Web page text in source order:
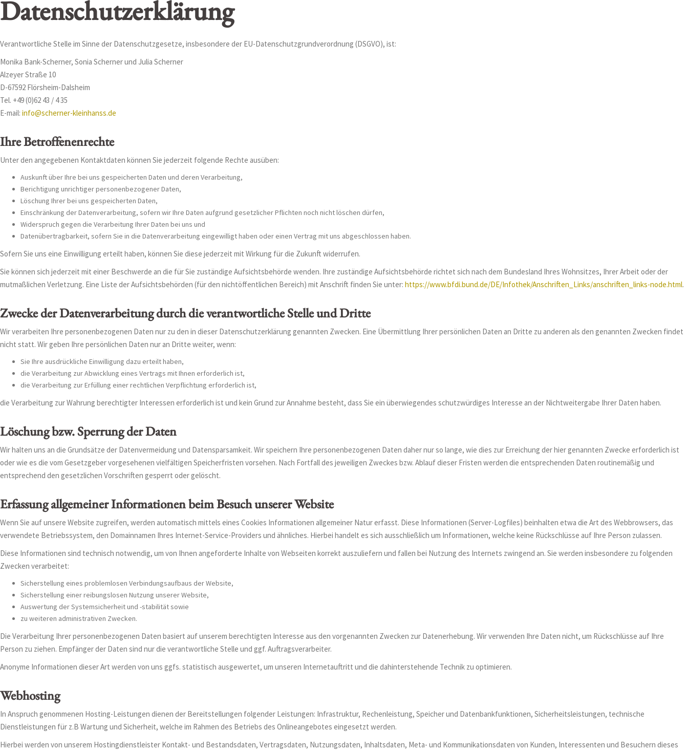
Datenschutzerklärung
Verantwortliche Stelle im Sinne der Datenschutzgesetze, insbesondere der EU-Datenschutzgrundverordnung (DSGVO), ist:
Monika Bank-Scherner, Sonia Scherner und Julia Scherner
Alzeyer Straße 10
D-67592 Flörsheim-Dalsheim
Tel. +49 (0)62 43 / 4 35
E-mail: info@scherner-kleinhanss.de
Ihre Betroffenenrechte
Unter den angegebenen Kontaktdaten können Sie jederzeit folgende Rechte ausüben:
Auskunft über Ihre bei uns gespeicherten Daten und deren Verarbeitung,
Berichtigung unrichtiger personenbezogener Daten,
Löschung Ihrer bei uns gespeicherten Daten,
Einschränkung der Datenverarbeitung, sofern wir Ihre Daten aufgrund gesetzlicher Pflichten noch nicht löschen dürfen,
Widerspruch gegen die Verarbeitung Ihrer Daten bei uns und
Datenübertragbarkeit, sofern Sie in die Datenverarbeitung eingewilligt haben oder einen Vertrag mit uns abgeschlossen haben.
Sofern Sie uns eine Einwilligung erteilt haben, können Sie diese jederzeit mit Wirkung für die Zukunft widerrufen.
Sie können sich jederzeit mit einer Beschwerde an die für Sie zuständige Aufsichtsbehörde wenden. Ihre zuständige Aufsichtsbehörde richtet sich nach dem Bundesland Ihres Wohnsitzes, Ihrer Arbeit oder der
mutmaßlichen Verletzung. Eine Liste der Aufsichtsbehörden (für den nichtöffentlichen Bereich) mit Anschrift finden Sie unter: https://www.bfdi.bund.de/DE/Infothek/Anschriften_Links/anschriften_links-node.html.
Zwecke der Datenverarbeitung durch die verantwortliche Stelle und Dritte
Wir verarbeiten Ihre personenbezogenen Daten nur zu den in dieser Datenschutzerklärung genannten Zwecken. Eine Übermittlung Ihrer persönlichen Daten an Dritte zu anderen als den genannten Zwecken findet
nicht statt. Wir geben Ihre persönlichen Daten nur an Dritte weiter, wenn:
Sie Ihre ausdrückliche Einwilligung dazu erteilt haben,
die Verarbeitung zur Abwicklung eines Vertrags mit Ihnen erforderlich ist,
die Verarbeitung zur Erfüllung einer rechtlichen Verpflichtung erforderlich ist,
die Verarbeitung zur Wahrung berechtigter Interessen erforderlich ist und kein Grund zur Annahme besteht, dass Sie ein überwiegendes schutzwürdiges Interesse an der Nichtweitergabe Ihrer Daten haben.
Löschung bzw. Sperrung der Daten
Wir halten uns an die Grundsätze der Datenvermeidung und Datensparsamkeit. Wir speichern Ihre personenbezogenen Daten daher nur so lange, wie dies zur Erreichung der hier genannten Zwecke erforderlich ist
oder wie es die vom Gesetzgeber vorgesehenen vielfältigen Speicherfristen vorsehen. Nach Fortfall des jeweiligen Zweckes bzw. Ablauf dieser Fristen werden die entsprechenden Daten routinemäßig und
entsprechend den gesetzlichen Vorschriften gesperrt oder gelöscht.
Erfassung allgemeiner Informationen beim Besuch unserer Website
Wenn Sie auf unsere Website zugreifen, werden automatisch mittels eines Cookies Informationen allgemeiner Natur erfasst. Diese Informationen (Server-Logfiles) beinhalten etwa die Art des Webbrowsers, das
verwendete Betriebssystem, den Domainnamen Ihres Internet-Service-Providers und ähnliches. Hierbei handelt es sich ausschließlich um Informationen, welche keine Rückschlüsse auf Ihre Person zulassen.
Diese Informationen sind technisch notwendig, um von Ihnen angeforderte Inhalte von Webseiten korrekt auszuliefern und fallen bei Nutzung des Internets zwingend an. Sie werden insbesondere zu folgenden
Zwecken verarbeitet:
Sicherstellung eines problemlosen Verbindungsaufbaus der Website,
Sicherstellung einer reibungslosen Nutzung unserer Website,
Auswertung der Systemsicherheit und -stabilität sowie
zu weiteren administrativen Zwecken.
Die Verarbeitung Ihrer personenbezogenen Daten basiert auf unserem berechtigten Interesse aus den vorgenannten Zwecken zur Datenerhebung. Wir verwenden Ihre Daten nicht, um Rückschlüsse auf Ihre
Person zu ziehen. Empfänger der Daten sind nur die verantwortliche Stelle und ggf. Auftragsverarbeiter.
Anonyme Informationen dieser Art werden von uns ggfs. statistisch ausgewertet, um unseren Internetauftritt und die dahinterstehende Technik zu optimieren.
Webhosting
In Anspruch genommenen Hosting-Leistungen dienen der Bereitstellungen folgender Leistungen: Infrastruktur, Rechenleistung, Speicher und Datenbankfunktionen, Sicherheitsleistungen, technische
Dienstleistungen für z.B Wartung und Sicherheit, welche im Rahmen des Betriebs des Onlineangebotes eingesetzt werden.
Hierbei werden von unserem Hostingdienstleister Kontakt- und Bestandsdaten, Vertragsdaten, Nutzungsdaten, Inhaltsdaten, Meta- und Kommunikationsdaten von Kunden, Interessenten und Besuchern dieses